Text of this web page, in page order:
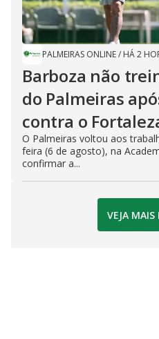
PALMEIRAS ONLINE/ HÁ 2
Barboza não
do Palmeiras
contra o
O Palmeiras voltou aos
feira (6 de agosto), na
confirmar a...
VEJA